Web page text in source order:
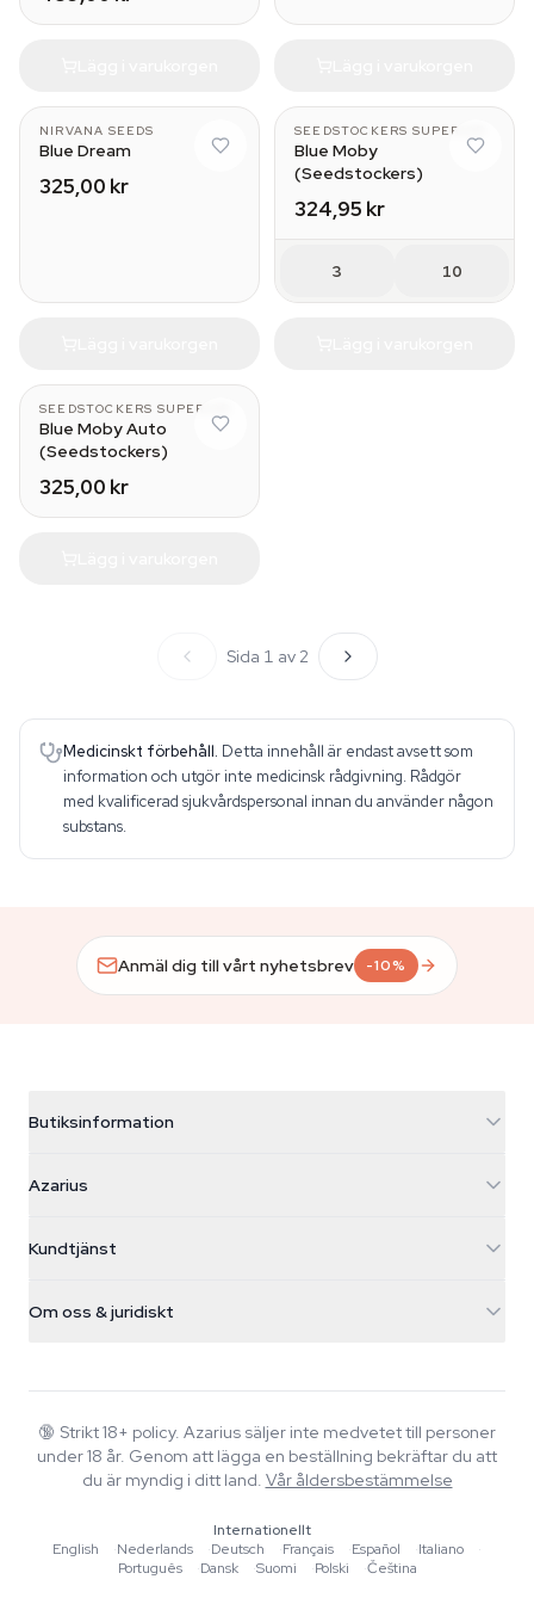
NIRVANA SEEDS
Blue Dream
325,00 kr
SEEDSTOCKERS SUPERIOR
Blue Moby
(Seedstockers)
324,95 kr
3 10
SEEDSTOCKERS SUPERIOR
Blue Moby Auto
(Seedstockers)
325,00 kr
Sida 1 av 2
Medicinskt förbehåll. Detta innehåll är endast avsett som
information och utgör inte medicinsk rådgivning. Rådgör
med kvalificerad sjukvårdspersonal innan du använder någon
substans.
Anmäl dig till vårt nyhetsbrev -10%
Butiksinformation
Galvaniweg 11
Nederland
+31(0)204897914
Azarius
Magiska svampar
Smokeshop
Kundtjänst
Returpolicy
Vanliga frågor
Integritetspolicy
Om oss & juridiskt
Wiki
Blog
Musik
Redaktionella standarder
Verktyg & Kalkylatorer
🔞 Strikt 18+ policy. Azarius säljer inte medvetet till personer
under 18 år. Genom att lägga en beställning bekräftar du att
du är myndig i ditt land. Vår åldersbestämmelse
Internationellt
English
·Nederlands ·Deutsch ·Français ·Español ·Italiano
·
Português
·Dansk ·Suomi ·Polski ·Čeština